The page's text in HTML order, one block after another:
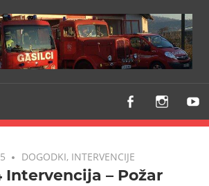
VODICE
DOGODKI, INTERVENCIJE
Intervencija – Požar